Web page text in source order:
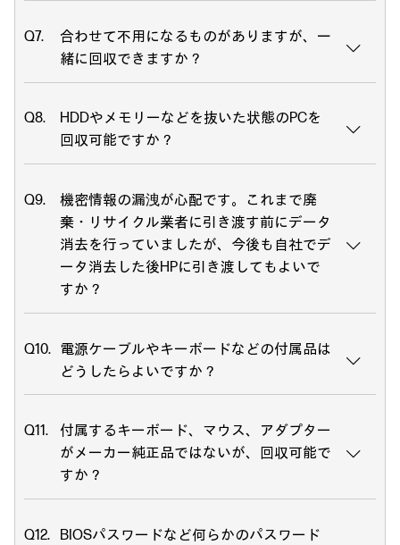
合わせて不用になるものがありますが、一
緒に回収できますか？
HDDやメモリーなどを抜いた状態のPCを
回収可能ですか？
機密情報の漏洩が心配です。これまで廃
棄・リサイクル業者に引き渡す前にデータ
消去を行っていましたが、今後も自社でデ
ータ消去した後HPに引き渡してもよいで
すか？
電源ケーブルやキーボードなどの付属品は
どうしたらよいですか？
付属するキーボード、マウス、アダプター
がメーカー純正品ではないが、回収可能で
すか？
BIOSパスワードなど何らかのパスワード